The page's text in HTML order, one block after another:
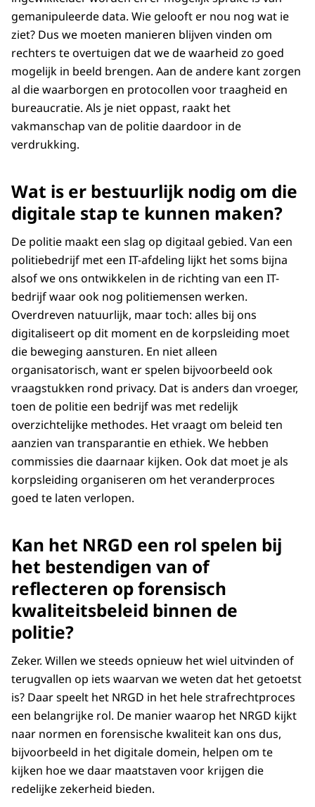
gemanipuleerde data. Wie gelooft er nou nog wat ie
ziet? Dus we moeten manieren blijven vinden om
rechters te overtuigen dat we de waarheid zo goed
mogelijk in beeld brengen. Aan de andere kant zorgen
al die waarborgen en protocollen voor traagheid en
bureaucratie. Als je niet oppast, raakt het
vakmanschap van de politie daardoor in de
verdrukking.
Wat is er bestuurlijk nodig om die
digitale stap te kunnen maken?
De politie maakt een slag op digitaal gebied. Van een
politiebedrijf met een IT-afdeling lijkt het soms bijna
alsof we ons ontwikkelen in de richting van een IT-
bedrijf waar ook nog politiemensen werken.
Overdreven natuurlijk, maar toch: alles bij ons
digitaliseert op dit moment en de korpsleiding moet
die beweging aansturen. En niet alleen
organisatorisch, want er spelen bijvoorbeeld ook
vraagstukken rond privacy. Dat is anders dan vroeger,
toen de politie een bedrijf was met redelijk
overzichtelijke methodes. Het vraagt om beleid ten
aanzien van transparantie en ethiek. We hebben
commissies die daarnaar kijken. Ook dat moet je als
korpsleiding organiseren om het veranderproces
goed te laten verlopen.
Kan het NRGD een rol spelen bij
het bestendigen van of
reflecteren op forensisch
kwaliteitsbeleid binnen de
politie?
Zeker. Willen we steeds opnieuw het wiel uitvinden of
terugvallen op iets waarvan we weten dat het getoetst
is? Daar speelt het NRGD in het hele strafrechtproces
een belangrijke rol. De manier waarop het NRGD kijkt
naar normen en forensische kwaliteit kan ons dus,
bijvoorbeeld in het digitale domein, helpen om te
kijken hoe we daar maatstaven voor krijgen die
redelijke zekerheid bieden.